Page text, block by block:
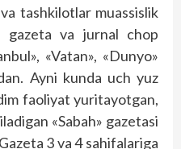
tashkilotlar muassislik
gazeta va jurnal chop
«Vatan», «Dunyo»
Ayni kunda uch yuz
faoliyat yuritayotgan,
«Sabah» gazetasi
3 va 4 sahifalariga